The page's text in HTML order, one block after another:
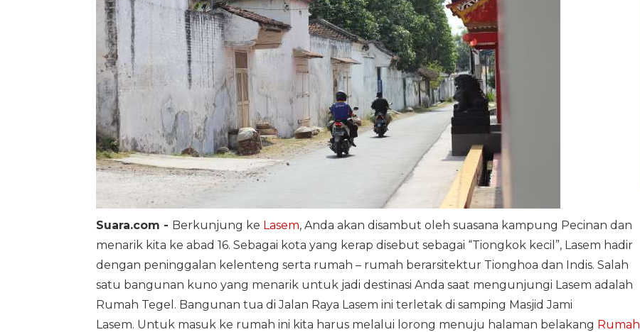
Suara.com - Berkunjung ke Lasem, Anda akan disambut oleh suasana kampung Pecinan dan
menarik kita ke abad 16. Sebagai kota yang kerap disebut sebagai “Tiongkok kecil”, Lasem hadir
dengan peninggalan kelenteng serta rumah – rumah berarsitektur Tionghoa dan Indis. Salah
satu bangunan kuno yang menarik untuk jadi destinasi Anda saat mengunjungi Lasem adalah
Rumah Tegel. Bangunan tua di Jalan Raya Lasem ini terletak di samping Masjid Jami
Lasem. Untuk masuk ke rumah ini kita harus melalui lorong menuju halaman belakang Rumah